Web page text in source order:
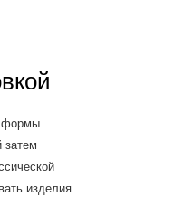
формы
затем
изделия